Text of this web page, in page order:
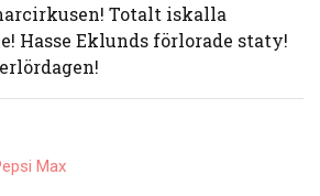
Totalt iskalla
Hasse Eklunds förlorade staty!
Max